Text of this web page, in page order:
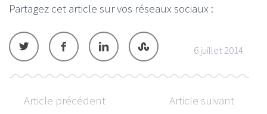
Partagez cet article sur vos réseaux sociaux :
6 juillet 2014
Article précédent Article suivant